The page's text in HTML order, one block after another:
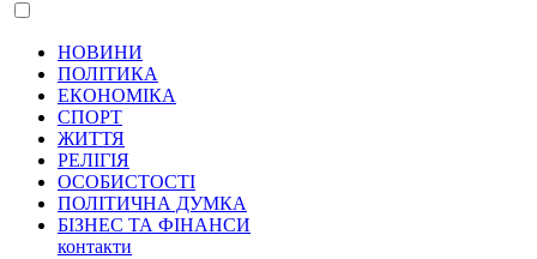
НОВИНИ
ПОЛІТИКА
ЕКОНОМІКА
СПОРТ
ЖИТТЯ
РЕЛІГІЯ
ОСОБИСТОСТІ
ПОЛІТИЧНА ДУМКА
БІЗНЕС ТА ФІНАНСИ
контакти